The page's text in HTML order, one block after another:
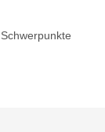
Schwerpunkte